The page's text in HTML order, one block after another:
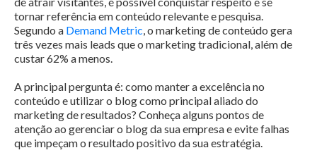
tornar referência em conteúdo relevante e pesquisa.
Segundo a Demand Metric, o marketing de conteúdo gera
três vezes mais leads que o marketing tradicional, além de
custar 62% a menos.
A principal pergunta é: como manter a excelência no
conteúdo e utilizar o blog como principal aliado do
marketing de resultados? Conheça alguns pontos de
atenção ao gerenciar o blog da sua empresa e evite falhas
que impeçam o resultado positivo da sua estratégia.